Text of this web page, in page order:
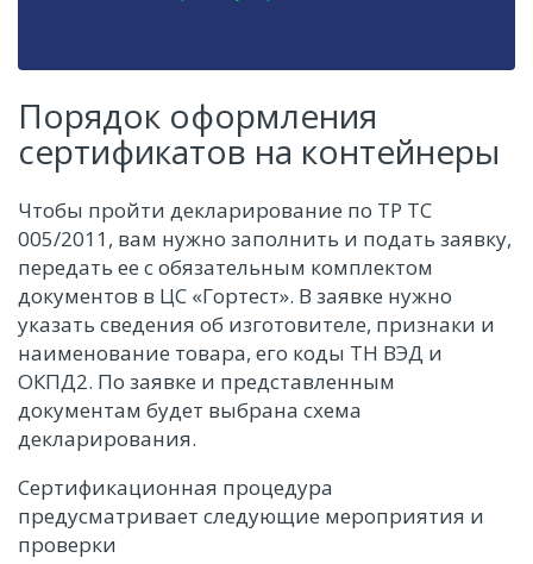
Порядок оформления
сертификатов на контейнеры
Чтобы пройти декларирование по ТР ТС
005/2011, вам нужно заполнить и подать заявку,
передать ее с обязательным комплектом
документов в ЦС «Гортест». В заявке нужно
указать сведения об изготовителе, признаки и
наименование товара, его коды ТН ВЭД и
ОКПД2. По заявке и представленным
документам будет выбрана схема
декларирования.
Сертификационная процедура
предусматривает следующие мероприятия и
проверки